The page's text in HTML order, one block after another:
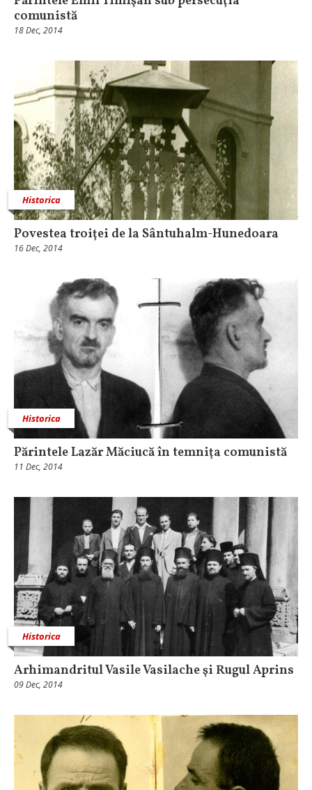
comunistă
18 Dec, 2014
Historica
Povestea troiţei de la Sântuhalm-Hunedoara
16 Dec, 2014
Historica
Părintele Lazăr Măciucă în temniţa comunistă
11 Dec, 2014
Historica
Arhimandritul Vasile Vasilache şi Rugul Aprins
09 Dec, 2014